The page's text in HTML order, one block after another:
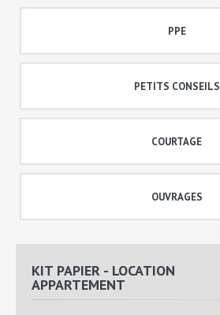
PPE
PETITS CONSEILS
COURTAGE
OUVRAGES
KIT PAPIER - LOCATION
APPARTEMENT